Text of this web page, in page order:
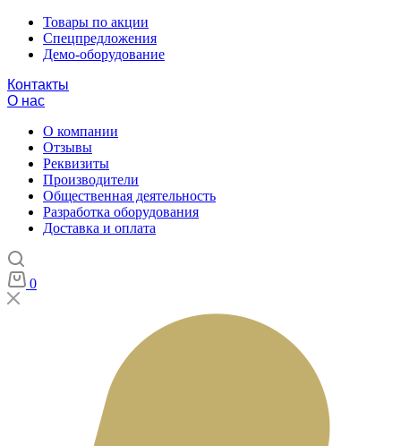
Товары по акции
Спецпредложения
Демо-оборудование
Контакты
О нас
О компании
Отзывы
Реквизиты
Производители
Общественная деятельность
Разработка оборудования
Доставка и оплата
0